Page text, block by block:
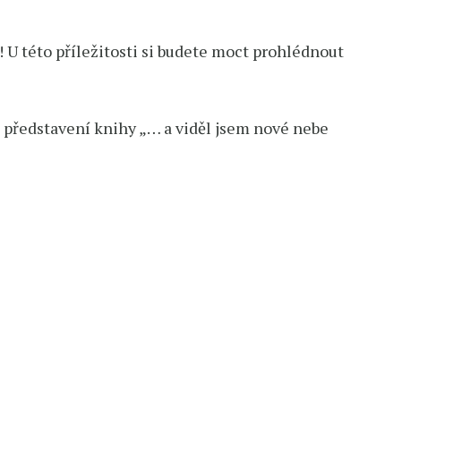
! U této příležitosti si budete moct prohlédnout
představení knihy „… a viděl jsem nové nebe